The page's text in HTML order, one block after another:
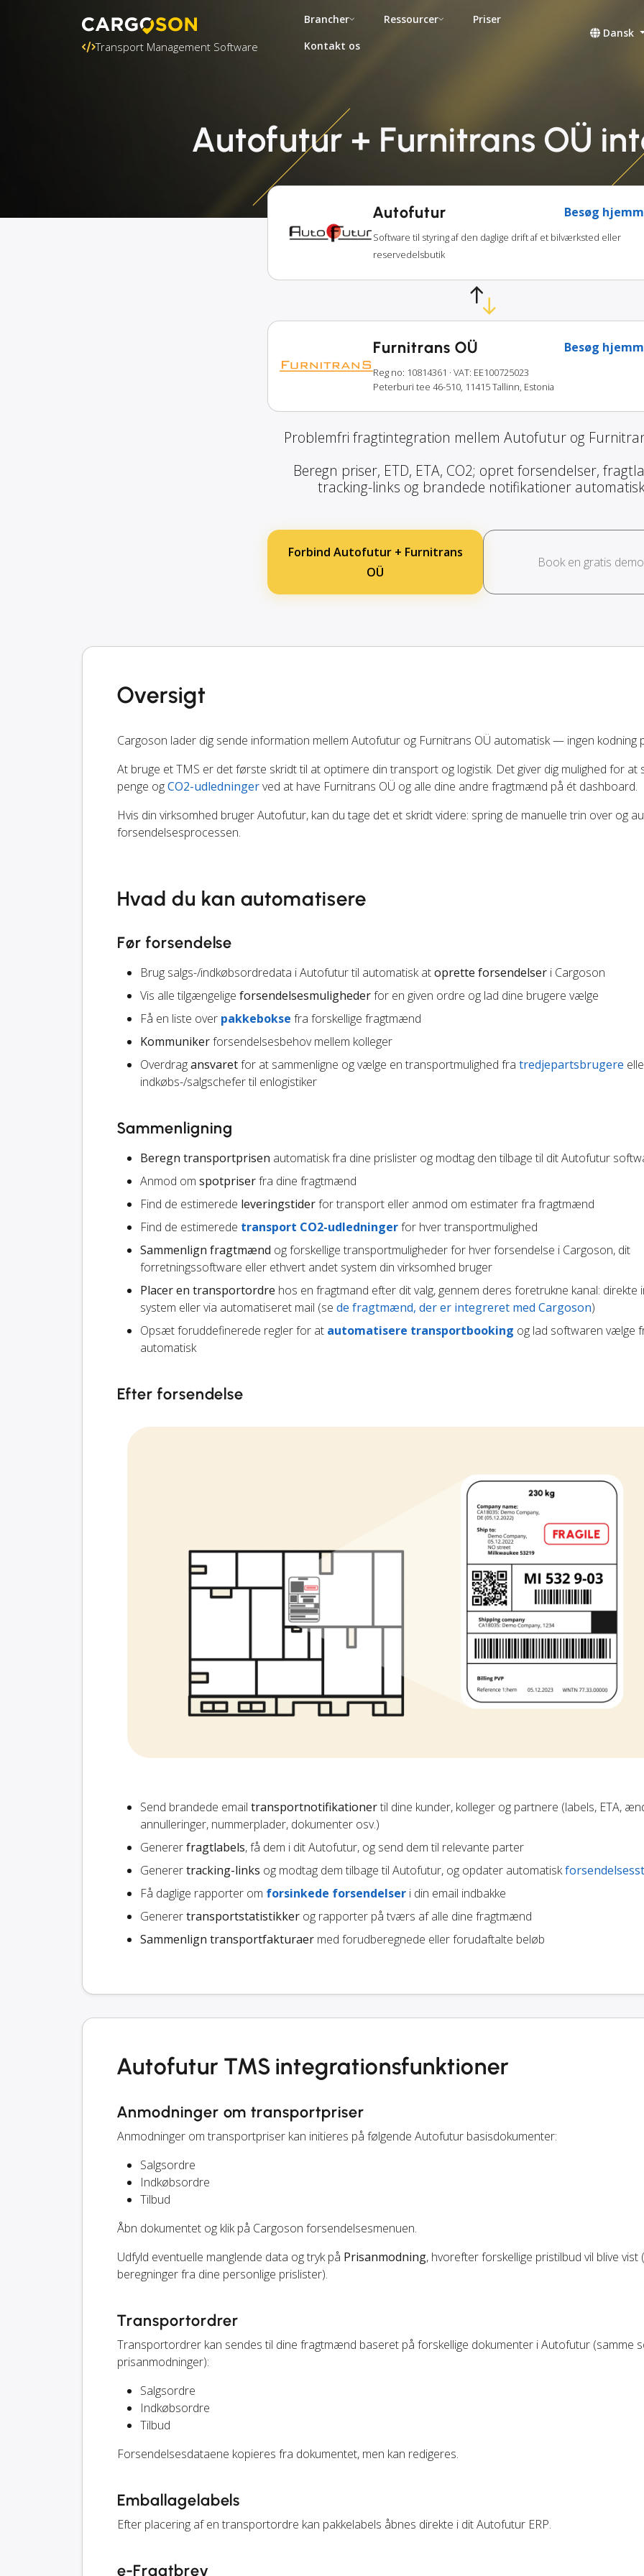
Transport Management Software
Brancher Ressourcer
Priser
Kontakt os
Dansk
Autofutur + Furnitrans OÜ
Autofutur Besøg
Software til styring af den daglige drift af et bilværksted eller
reservedelsbutik
Furnitrans OÜ Besøg
Reg no: 10814361 · VAT: EE100725023
Peterburi tee 46-510, 11415 Tallinn, Estonia
Problemfri fragtintegration mellem Autofutur og
Beregn priser, ETD, ETA, CO2; opret forsendelser,
tracking-links og brandede notifikationer
Forbind Autofutur + Furnitrans
OÜ
Book en gratis demo
Oversigt
Cargoson lader dig sende information mellem Autofutur og Furnitrans OÜ automatisk — ingen kodning
At bruge et TMS er det første skridt til at optimere din transport og logistik. Det giver dig mulighed for at
penge ogCO2-udledningerved at have Furnitrans OÜ og alle dine andre fragtmænd på ét dashboard.
Hvis din virksomhed bruger Autofutur, kan du tage det et skridt videre: spring de manuelle trin over og
forsendelsesprocessen.
Hvad du kan automatisere
Før forsendelse
Brug salgs-/indkøbsordredata i Autofutur til automatisk atoprette forsendelser i Cargoson
Vis alle tilgængelige forsendelsesmulighederfor en given ordre og lad dine brugere vælge
Få en liste over pakkebokse fra forskellige fragtmænd
Kommunikerforsendelsesbehov mellem kolleger
Overdragansvaretfor at sammenligne og vælge en transportmulighed fra tredjepartsbrugere
indkøbs-/salgschefer til enlogistiker
Sammenligning
Beregn transportprisen automatisk fra dine prislister og modtag den tilbage til dit Autofutur
Anmod om spotpriserfra dine fragtmænd
Find de estimerede leveringstiderfor transport eller anmod om estimater fra fragtmænd
Find de estimerede transport CO2-udledningerfor hver transportmulighed
Sammenlign fragtmænd og forskellige transportmuligheder for hver forsendelse i Cargoson, dit
forretningssoftware eller ethvert andet system din virksomhed bruger
Placer en transportordre hos en fragtmand efter dit valg, gennem deres foretrukne kanal: direkte
system eller via automatiseret mail (se de fragtmænd, der er integreret med Cargoson)
Opsæt foruddefinerede regler for at automatisere transportbooking og lad softwaren vælge
automatisk
Efter forsendelse
Send brandede email transportnotifikationertil dine kunder, kolleger og partnere (labels, ETA,
annulleringer, nummerplader, dokumenter osv.)
Genererfragtlabels, få dem i dit Autofutur, og send dem til relevante parter
Generertracking-links og modtag dem tilbage til Autofutur, og opdater automatisk
Få daglige rapporter om forsinkede forsendelser i din email indbakke
Generertransportstatistikker og rapporter på tværs af alle dine fragtmænd
Sammenlign transportfakturaer med forudberegnede eller forudaftalte beløb
Autofutur TMS integrationsfunktioner
Anmodninger om transportpriser
Anmodninger om transportpriser kan initieres på følgende Autofutur basisdokumenter:
Salgsordre
Indkøbsordre
Tilbud
Åbn dokumentet og klik på Cargoson forsendelsesmenuen.
Udfyld eventuelle manglende data og tryk på Prisanmodning, hvorefter forskellige pristilbud vil blive vist
beregninger fra dine personlige prislister).
Transportordrer
Transportordrer kan sendes til dine fragtmænd baseret på forskellige dokumenter i Autofutur (samme
prisanmodninger):
Salgsordre
Indkøbsordre
Tilbud
Forsendelsesdataene kopieres fra dokumentet, men kan redigeres.
Emballagelabels
Efter placering af en transportordre kan pakkelabels åbnes direkte i dit Autofutur ERP.
e-Fragtbrev